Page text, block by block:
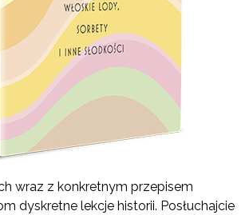
wraz z konkretnym przepisem
dyskretne lekcje historii. Posłuchajcie